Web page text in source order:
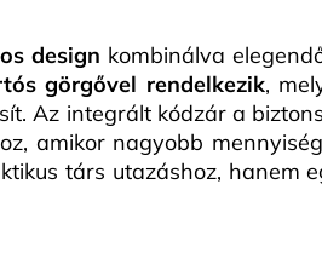
design kombinálva
görgővel rendelkezik,
Az integrált kódzár a
amikor nagyobb
társ utazáshoz, hanem